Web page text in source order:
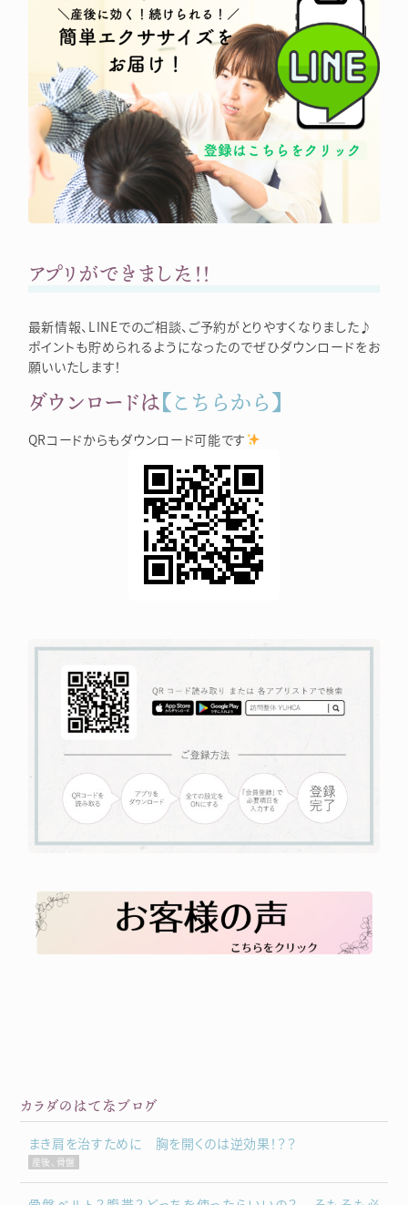
アプリができました！！
最新情報、LINEでのご相談、ご予約がとりやすくなりました♪
ポイントも貯められるようになったのでぜひダウンロードをお
願いいたします！
ダウンロードは【こちらから】
QRコードからもダウンロード可能です
カラダのはてなブログ
まき肩を治すために 胸を開くのは逆効果！？？
産後、骨盤